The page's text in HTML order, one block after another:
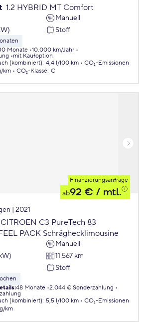
1.2 HYBRID MT Comfort
Manuell
Stoff
Monate 10.000 km/Jahr
mit Kaufoption
(kombiniert): 4,4 l/100 km
CO₂-Emissionen
km CO₂-Klasse: C
Finanzierungsanfrage
ab92 € / mtl.
| 2021
CITROEN C3 PureTech 83
PACK Schräghecklimousine
Manuell
11.567 km
Stoff
:48 Monate 2.044 € Sonderzahlung
(kombiniert): 5,5 l/100 km
CO₂-Emissionen
km